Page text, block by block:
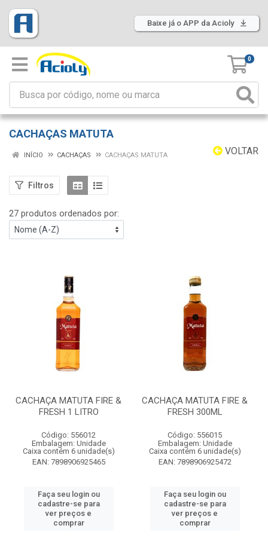
Baixe já o APP da Acioly
0
CACHAÇAS MATUTA
VOLTAR
INÍCIO CACHAÇAS CACHAÇAS MATUTA
Filtros
27 produtos ordenados por:
CACHAÇA MATUTA FIRE &
FRESH 1 LITRO
Código: 556012
Embalagem: Unidade
Caixa contém 6 unidade(s)
EAN: 7898906925465
Faça seu login ou
cadastre-se para
ver preços e
comprar
CACHAÇA MATUTA FIRE &
FRESH 300ML
Código: 556015
Embalagem: Unidade
Caixa contém 6 unidade(s)
EAN: 7898906925472
Faça seu login ou
cadastre-se para
ver preços e
comprar